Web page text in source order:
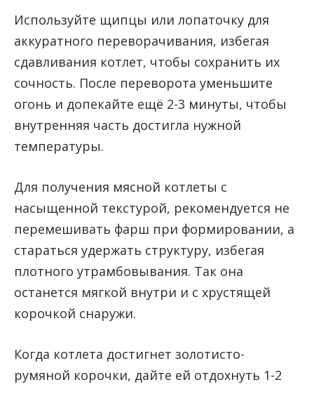
Используйте щипцы или лопаточку для
аккуратного переворачивания, избегая
сдавливания котлет, чтобы сохранить их
сочность. После переворота уменьшите
огонь и допекайте ещё 2-3 минуты, чтобы
внутренняя часть достигла нужной
температуры.
Для получения мясной котлеты с
насыщенной текстурой, рекомендуется не
перемешивать фарш при формировании, а
стараться удержать структуру, избегая
плотного утрамбовывания. Так она
останется мягкой внутри и с хрустящей
корочкой снаружи.
Когда котлета достигнет золотисто-
румяной корочки, дайте ей отдохнуть 1-2